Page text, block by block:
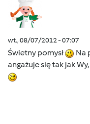
wt., 08/07/2012 - 07:07
Świetny pomysł
Na
angażuje się tak jak